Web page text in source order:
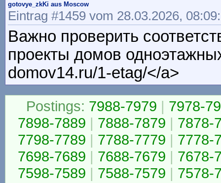
gotovye_zkKi aus Moscow
Eintrag #1459 vom 28.03.2026,
Важно проверить
проекты домов
domov14.ru/1-etag/</a>
Postings: 7988-7979 | 7978-
7898-7889 | 7888-7879 | 7878-
7798-7789 | 7788-7779 | 7778-
7698-7689 | 7688-7679 | 7678-
7598-7589 | 7588-7579 | 7578-